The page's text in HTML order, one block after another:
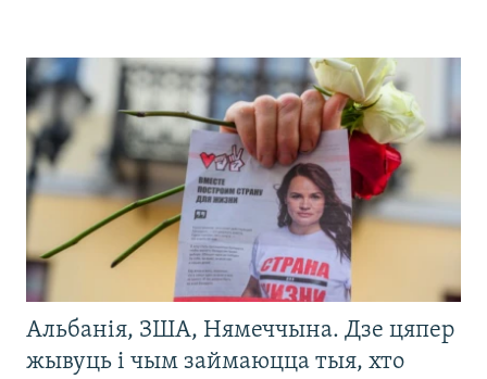
Альбанія, ЗША, Нямеччына. Дзе цяпер
жывуць і чым займаюцца тыя, хто